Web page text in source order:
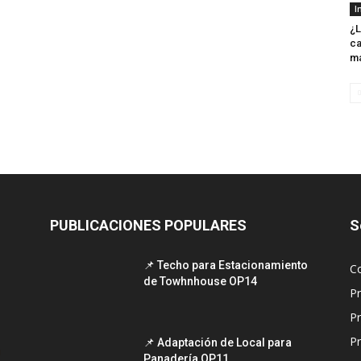
PUBLICACIONES POPULARES
📌 Techo para Estacionamiento
de Towhnhouse OP14
📌 Adaptación de Local para